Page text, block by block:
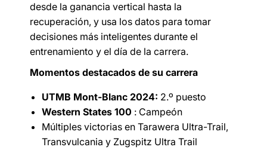
desde la ganancia vertical hasta la
recuperación, y usa los datos para tomar
decisiones más inteligentes durante el
entrenamiento y el día de la carrera.
Momentos destacados de su carrera
UTMB Mont-Blanc 2024: 2.º puesto
Western States 100 : Campeón
Múltiples victorias en Tarawera Ultra-Trail,
Transvulcania y Zugspitz Ultra Trail